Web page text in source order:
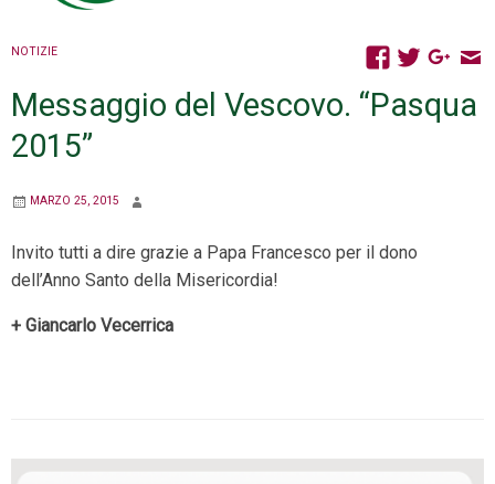
NOTIZIE
Messaggio del Vescovo. “Pasqua
2015”
MARZO 25, 2015
Invito tutti a dire grazie a Papa Francesco per il dono
dell’Anno Santo della Misericordia!
+ Giancarlo Vecerrica